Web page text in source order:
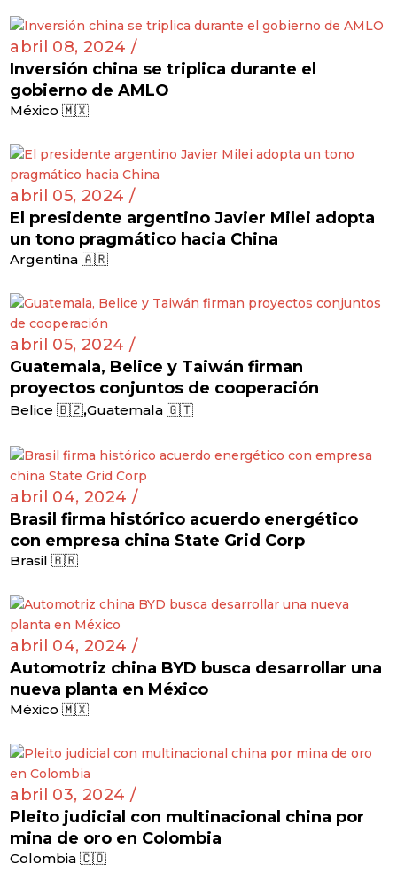
abril 08, 2024 /
Inversión china se triplica durante el
gobierno de AMLO
México 🇲🇽
abril 05, 2024 /
El presidente argentino Javier Milei adopta
un tono pragmático hacia China
Argentina 🇦🇷
abril 05, 2024 /
Guatemala, Belice y Taiwán firman
proyectos conjuntos de cooperación
Belice 🇧🇿,Guatemala 🇬🇹
abril 04, 2024 /
Brasil firma histórico acuerdo energético
con empresa china State Grid Corp
Brasil 🇧🇷
abril 04, 2024 /
Automotriz china BYD busca desarrollar una
nueva planta en México
México 🇲🇽
abril 03, 2024 /
Pleito judicial con multinacional china por
mina de oro en Colombia
Colombia 🇨🇴